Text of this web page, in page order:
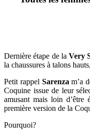
Dernière étape de laVery
la chaussures à talons
Petit rappel Sarenza m’a
Coquine issue de leur
amusant mais loin d’être
première version de la
Pourquoi?